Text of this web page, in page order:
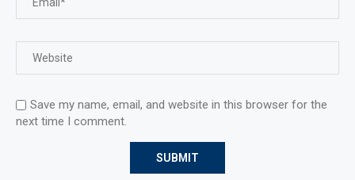
Save my name, email, and website in this browser for the
next time I comment.